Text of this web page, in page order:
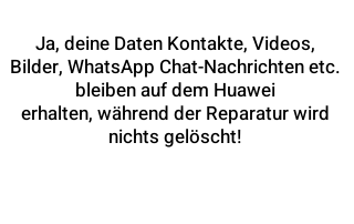
Ja, deine Daten Kontakte, Videos,
Bilder, WhatsApp Chat-Nachrichten etc.
bleiben auf dem Huawei
erhalten, während der Reparatur wird
nichts gelöscht!